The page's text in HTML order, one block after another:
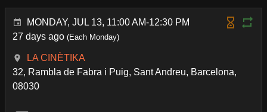
MONDAY, JUL 13, 11:00 AM-12:30 PM
27 days ago (Each Monday)
LA CINÈTIKA
32, Rambla de Fabra i Puig, Sant Andreu, Barcelona,
08030